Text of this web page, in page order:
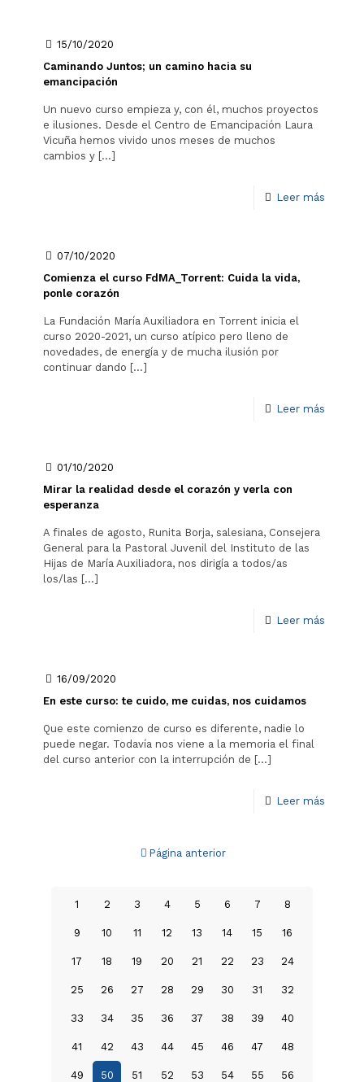
15/10/2020
Caminando Juntos; un camino hacia su
emancipación
Un nuevo curso empieza y, con él, muchos proyectos
e ilusiones. Desde el Centro de Emancipación Laura
Vicuña hemos vivido unos meses de muchos
cambios y […]
Leer más
07/10/2020
Comienza el curso FdMA_Torrent: Cuida la vida,
ponle corazón
La Fundación María Auxiliadora en Torrent inicia el
curso 2020-2021, un curso atípico pero lleno de
novedades, de energía y de mucha ilusión por
continuar dando […]
Leer más
01/10/2020
Mirar la realidad desde el corazón y verla con
esperanza
A finales de agosto, Runita Borja, salesiana, Consejera
General para la Pastoral Juvenil del Instituto de las
Hijas de María Auxiliadora, nos dirigía a todos/as
los/las […]
Leer más
16/09/2020
En este curso: te cuido, me cuidas, nos cuidamos
Que este comienzo de curso es diferente, nadie lo
puede negar. Todavía nos viene a la memoria el final
del curso anterior con la interrupción de […]
Leer más
Página anterior
1 2 3 4 5 6 7 8
9 10 11 12 13 14 15 16
17 18 19 20 21 22 23 24
25 26 27 28 29 30 31 32
33 34 35 36 37 38 39 40
41 42 43 44 45 46 47 48
49 50 51 52 53 54 55 56